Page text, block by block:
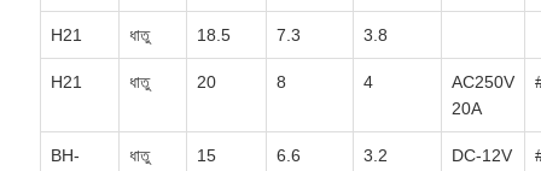
H21 ধাতু 18.5 7.3 3.8
H21 ধাতু 20 8 4
AC250V
20A
BH-
ধাতু 15 6.6 3.2
DC-12V